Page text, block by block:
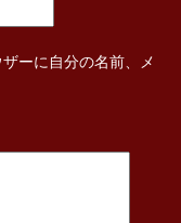
ーに自分の名前、メ